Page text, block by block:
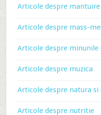
Articole despre mantuire
Articole despre mass-
Articole despre minunile
Articole despre muzica
Articole despre natura si
Articole despre nutritie